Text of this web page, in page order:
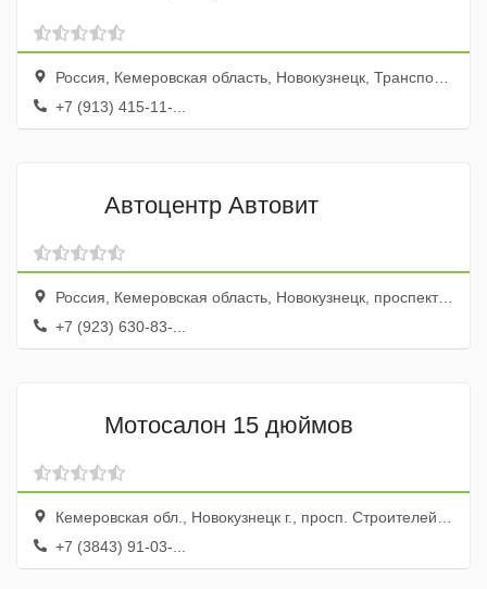
Россия, Кемеровская область, Новокузнецк, Транспортная улица, 89А
+7 (913) 415-11-...
Автоцентр Автовит
Россия, Кемеровская область, Новокузнецк, проспект Строителей, 3к
+7 (923) 630-83-...
Мотосалон 15 дюймов
Кемеровская обл., Новокузнецк г., просп. Строителей, 95
+7 (3843) 91-03-...